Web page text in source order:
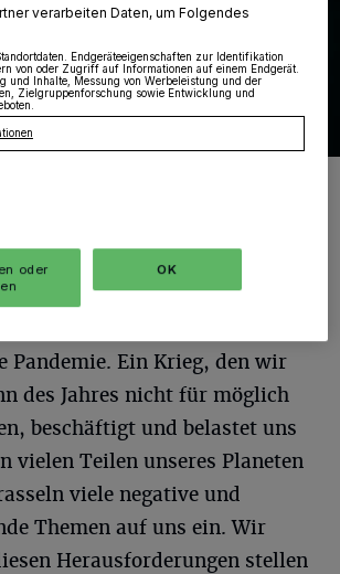
Kiefer möchte, dass dem Sport eine
Pandemie. Ein Krieg, den wir
des Jahres nicht für möglich
beschäftigt und belastet uns
vielen Teilen unseres Planeten
viele negative und
Themen auf uns ein. Wir
Herausforderungen stellen
verarbeiten Daten, um Folgendes
Endgeräteeigenschaften zur Identifikation
von oder Zugriff auf Informationen auf einem Endgerät.
und Inhalte, Messung von Werbeleistung und der
Zielgruppenforschung sowie Entwicklung und
oder
OK